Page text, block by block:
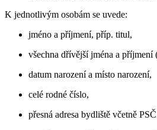
K jednotlivým osobám se uvede:
jméno a příjmení, příp. titul,
všechna dřívější jména a příjmení
datum narození a místo narození,
celé rodné číslo,
přesná adresa bydliště včetně